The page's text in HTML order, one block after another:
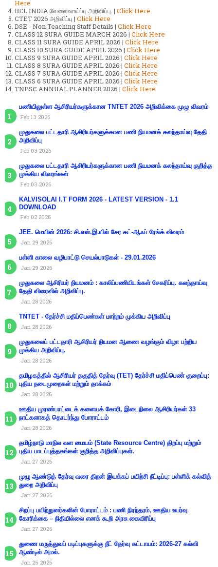
Here
BEL INDIA வேலைவாய்ப்பு அறிவிப்பு. | Click Here
CTET 2026 அறிவிப்பு | Click Here
DSE - Non Teaching Staff Details | Click Here
CLASS 12 SURA GUIDE MARCH 2026 | Click Here
CLASS 11 SURA GUIDE APRIL 2026 | Click Here
CLASS 10 SURA GUIDE APRIL 2026 | Click Here
CLASS 9 SURA GUIDE APRIL 2026 | Click Here
CLASS 8 SURA GUIDE APRIL 2026 | Click Here
CLASS 7 SURA GUIDE APRIL 2026 | Click Here
CLASS 6 SURA GUIDE APRIL 2026 | Click Here
TNPSC ANNUAL PLANNER 2026 | Click Here
பணியிலுள்ள ஆசிரியர்களுக்கான TNTET 2026 அறிவிக்கை முழு விவரம்
Feb 13 2026
முதுகலை பட்டதாரி ஆசிரியர்களுக்கான பணி நியமனக் கலந்தாய்வு தேதி
அறிவிப்பு
Feb 03 2026
முதுகலை பட்டதாரி ஆசிரியர்களுக்கான பணி நியமனக் கலந்தாய்வு குறித்த
முக்கிய விவரங்கள்
Feb 03 2026
KALVISOLAI I.T FORM 2026 - LATEST VERSION - 1.1
DOWNLOAD
Feb 02 2026
JEE. மெயின் 2026: சி.எஸ்.இ.யில் சேர கட்-ஆஃப் ரேங்க் விவரம்
Jan 29 2026
பள்ளி காலை வழிபாட்டு செயல்பாடுகள் - 29.01.2026
Jan 29 2026
முதுகலை ஆசிரியர் நியமனம் : காலிப்பணியிடங்கள் சேகரிப்பு. கலந்தாய்வு
தேதி விரைவில் அறிவிப்பு.
Jan 28 2026
TNTET - தேர்ச்சி மதிப்பெண்கள் மாற்றம் முக்கிய அறிவிப்பு
Jan 28 2026
முதுகலைப் பட்டதாரி ஆசிரியர் நியமன ஆணை வழங்கும் விழா பற்றிய
முக்கிய அறிவிப்பு.
Jan 28 2026
தமிழகத்தில் ஆசிரியர் தகுதித் தேர்வு (TET) தேர்ச்சி மதிப்பெண் குறைப்பு:
புதிய நடைமுறைகள் மற்றும் தாக்கம்
Jan 28 2026
ஊதிய முரண்பாட்டைக் களையக் கோரி, இடைநிலை ஆசிரியர்கள் 33
நாட்களாகத் தொடர்ந்து போராட்டம்
Jan 28 2026
தமிழ்நாடு மாநில வள மையம் (State Resource Centre) திறப்பு மற்றும்
புதிய பாடப்புத்தகங்கள் குறித்த அறிவிப்புகள்.
Jan 27 2026
முழு ஆண்டுத் தேர்வு வரை திறன் இயக்கப் பயிற்சி நீட்டிப்பு: பள்ளிக் கல்வித்
துறை அறிவிப்பு
Jan 27 2026
சிறப்பு பயிற்றுனர்களின் போராட்டம் : பணி நிரந்தரம், ஊதிய உயர்வு
கோரிக்கை – நிதியில்லை எனக் கூறி அரசு கைவிரிப்பு
Jan 27 2026
துணை மருத்துவப் படிப்புகளுக்கு நீட் தேர்வு கட்டாயம்: 2026-27 கல்வி
ஆண்டில் அமல்.
Jan 25 2026